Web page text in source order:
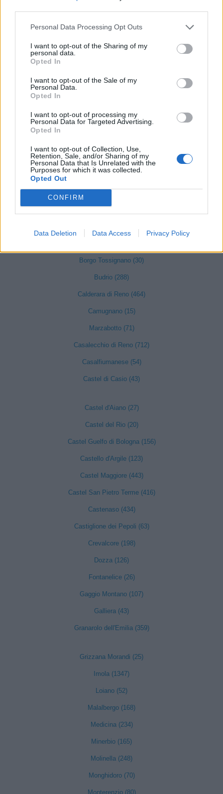
Personal Data Processing Opt Outs
I want to opt-out of the Sharing of my
personal data.
Opted In
I want to opt-out of the Sale of my
Personal Data.
Opted In
I want to opt-out of processing my
Personal Data for Targeted Advertising.
Opted In
I want to opt-out of Collection, Use,
Retention, Sale, and/or Sharing of my
Personal Data that Is Unrelated with the
Purposes for which it was collected.
Opted Out
CONFIRM
Data Deletion Data Access Privacy Policy
CHIA-MO SRL 2-5 milioni Anzola dell'Emilia
provincia di Bologna
Anzola dell'Emilia (320)
Baricella (67)
Borgo Tossignano (30)
Budrio (288)
Calderara di Reno (464)
Camugnano (15)
Marzabotto (71)
Casalecchio di Reno (712)
Casalfiumanese (54)
Castel di Casio (43)
Castel d'Aiano (27)
Castel del Rio (20)
Castel Guelfo di Bologna (156)
Castello d'Argile (123)
Castel Maggiore (443)
Castel San Pietro Terme (416)
Castenaso (434)
Castiglione dei Pepoli (63)
Crevalcore (198)
Dozza (126)
Fontanelice (26)
Gaggio Montano (107)
Galliera (43)
Granarolo dell'Emilia (359)
Grizzana Morandi (25)
Imola (1347)
Loiano (52)
Malalbergo (168)
Medicina (234)
Minerbio (165)
Molinella (248)
Monghidoro (70)
Monterenzio (80)